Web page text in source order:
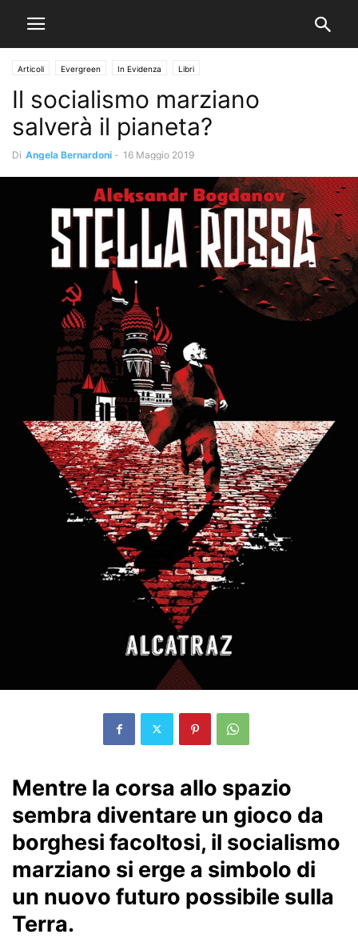
Articoli Evergreen In Evidenza Libri
Il socialismo marziano
salverà il pianeta?
Di Angela Bernardoni - 16 Maggio 2019
Mentre la corsa allo spazio
sembra diventare un gioco da
borghesi facoltosi, il socialismo
marziano si erge a simbolo di
un nuovo futuro possibile sulla
Terra.